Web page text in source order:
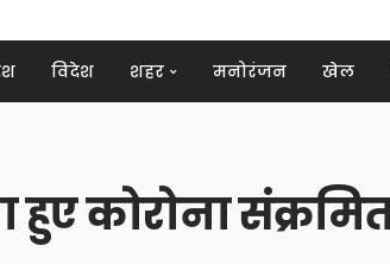
विदेश शहर मनोरंजन खेल
हुए कोरोना